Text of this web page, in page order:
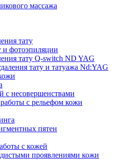
массажа
тату
и фотоэпиляции
тату Q-switch ND YAG
тату и татуажа Nd:YAG
с несовершенствами
с рельефом кожи
пятен
с кожей
проявлениями кожи